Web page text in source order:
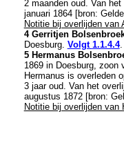
2 maanden oud. Van
januari 1864 [bron:
Notitie bij overlijden van
4 Gerritjen
Doesburg. Volgt 1.1.4.4.
5 Hermanus
1869 in Doesburg, zoon
Hermanus is overleden
3 jaar oud. Van het
augustus 1872 [bron:
Notitie bij overlijden van